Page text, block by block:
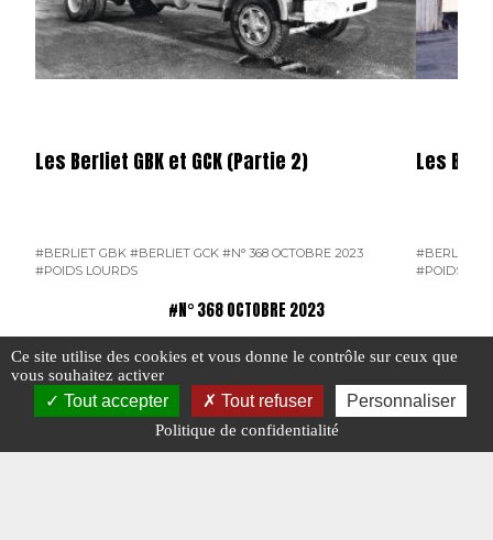
Les Berliet GBK et GCK (Partie 2)
#BERLIET GBK #BERLIET GCK #N° 368 OCTOBRE 2023
#POIDS LOURDS
Les
#BERLIET
#POIDS
#N° 368 OCTOBRE 2023
Ce site utilise des cookies et vous donne le contrôle sur ceux que
vous souhaitez activer
Tout accepter Tout refuser Personnaliser
Politique de confidentialité